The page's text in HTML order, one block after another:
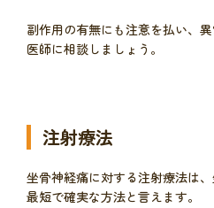
副作用の有無にも注意を払い、
医師に相談しましょう。
注射療法
坐骨神経痛に対する注射療法は
最短で確実な方法と言えます。